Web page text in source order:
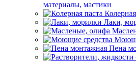
материалы, мастики
Лаки,
Пена